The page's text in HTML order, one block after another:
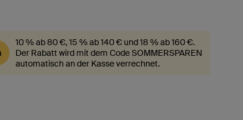
10 % ab 80 €, 15 % ab 140 € und 18 % ab 160 €.
Der Rabatt wird mit dem Code SOMMERSPAREN
automatisch an der Kasse verrechnet.